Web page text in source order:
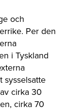
och
Per den
i Tyskland
sysselsatte
cirka 30
cirka 70